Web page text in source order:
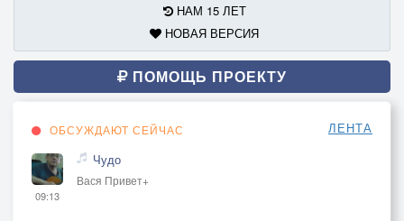
НАМ 15 ЛЕТ
НОВАЯ ВЕРСИЯ
ПОМОЩЬ ПРОЕКТУ
ОБСУЖДАЮТ СЕЙЧАС ЛЕНТА
09:13
Чудо
Вася Привет+